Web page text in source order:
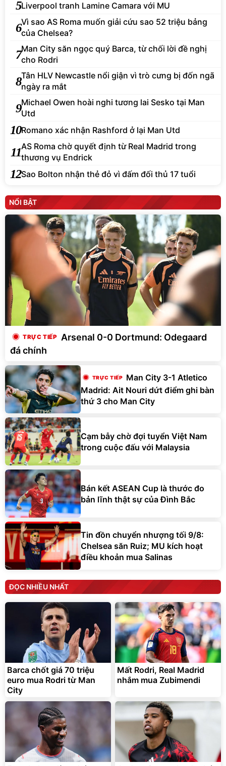
5Liverpool tranh Lamine Camara với MU
6Vì sao AS Roma muốn giải cứu sao 52 triệu bảng
của Chelsea?
7Man City săn ngọc quý Barca, từ chối lời đề nghị
cho Rodri
8Tân HLV Newcastle nổi giận vì trò cưng bị đốn ngã
ngày ra mắt
9Michael Owen hoài nghi tương lai Sesko tại Man
Utd
10Romano xác nhận Rashford ở lại Man Utd
11AS Roma chờ quyết định từ Real Madrid trong
thương vụ Endrick
12Sao Bolton nhận thẻ đỏ vì đấm đối thủ 17 tuổi
NỔI BẬT
Arsenal 0-0 Dortmund: Odegaard
đá chính
Man City 3-1 Atletico
Madrid: Ait Nouri dứt điểm ghi bàn
thứ 3 cho Man City
Cạm bẫy chờ đợi tuyển Việt Nam
trong cuộc đấu với Malaysia
Bán kết ASEAN Cup là thước đo
bản lĩnh thật sự của Đình Bắc
Tin đồn chuyển nhượng tối 9/8:
Chelsea săn Ruiz; MU kích hoạt
điều khoản mua Salinas
ĐỌC NHIỀU NHẤT
Barca chốt giá 70 triệu
euro mua Rodri từ Man
City
Mất Rodri, Real Madrid
nhắm mua Zubimendi